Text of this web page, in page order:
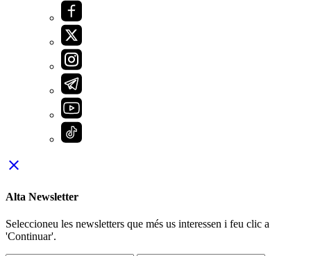
close
Alta Newsletter
Seleccioneu les newsletters que més us interessen i feu clic a
'Continuar'.